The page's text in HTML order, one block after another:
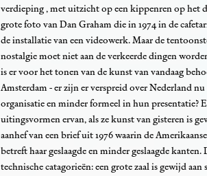
verdieping , met uitzicht op een kippenren op het
grote foto van Dan Graham die in 1974 in de
de installatie van een videowerk. Maar de
nostalgie moet niet aan de verkeerde dingen
is er voor het tonen van de kunst van vandaag
Amsterdam - er zijn er verspreid over Nederland
organisatie en minder formeel in hun presentatie?
uitingsvormen ervan, als ze kunst van gisteren is
aanhef van een brief uit 1976 waarin de
betreft haar geslaagde en minder geslaagde
technische catagorieën: een grote zaal is gewijd